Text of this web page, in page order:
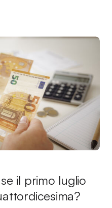
il primo luglio